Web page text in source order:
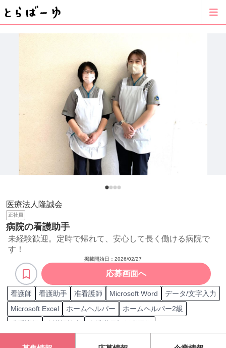
医療法人隆誠会
正社員
病院の看護助手
未経験歓迎。定時で帰れて、安心して長く働ける病院で
す！
掲載開始日： 2026/02/27
応募画面へ
看護師 看護助手 准看護師 Microsoft Word
データ/文字入力
Microsoft Excel
ホームヘルパー
ホームヘルパー2級
准看護師
介護福祉士
介護職員初任者研修